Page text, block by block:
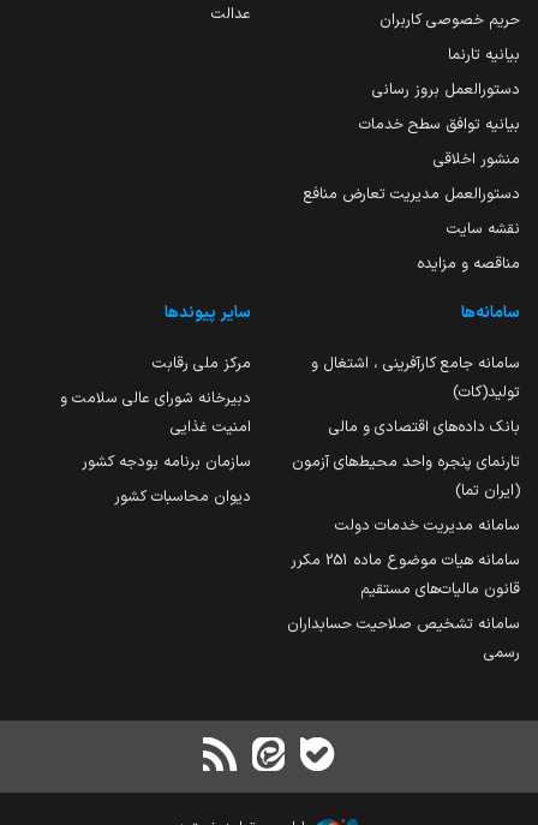
حریم خصوصی کاربران
بیانیه تارنما
دستورالعمل بروز رسانی
بیانیه توافق سطح خدمات
منشور اخلاقی
دستورالعمل مدیریت تعارض منافع
نقشه سایت
مناقصه و مزایده
عدالت
سامانه‌ها
سامانه جامع کارآفرینی ، اشتغال و
تولید(کات)
بانک داده‌های اقتصادی و مالی
تارنمای پنجره واحد محیط‌های آزمون
(ایران تما)
سامانه مدیریت خدمات دولت
سامانه هیات موضوع ماده 251 مکرر
قانون مالیات‌های مستقیم
سامانه تشخیص صلاحیت حسابداران
رسمی
سایر پیوندها
مرکز ملی رقابت
دبیرخانه شورای عالی سلامت و
امنیت غذایی
سازمان برنامه بودجه کشور
دیوان محاسبات کشور